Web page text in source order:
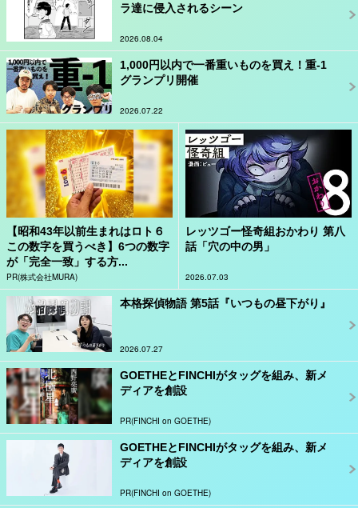
ラ達に侵入されるシーン
2026.08.04
1,000円以内で一番重いものを買え！重-1
グランプリ開催
2026.07.22
【昭和43年以前生まれはロト６
この数字を買うべき】6つの数字
が「完全一致」する方...
PR(株式会社MURA)
レッツゴー怪奇組おかわり 第八
話「穴の中の男」
2026.07.03
本格探偵物語 第5話『いつもの昼下がり』
2026.07.27
GOETHEとFINCHIがタッグを組み、新メ
ディアを創設
PR(FINCHI on GOETHE)
GOETHEとFINCHIがタッグを組み、新メ
ディアを創設
PR(FINCHI on GOETHE)